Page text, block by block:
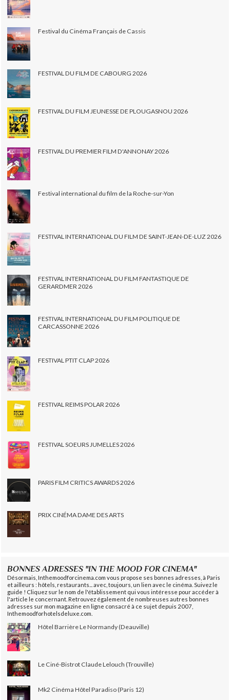
Festival du Cinéma Français de Cassis
FESTIVAL DU FILM DE CABOURG 2026
FESTIVAL DU FILM JEUNESSE DE PLOUGASNOU 2026
FESTIVAL DU PREMIER FILM D'ANNONAY 2026
Festival international du film de la Roche-sur-Yon
FESTIVAL INTERNATIONAL DU FILM DE SAINT-JEAN-DE-LUZ 2026
FESTIVAL INTERNATIONAL DU FILM FANTASTIQUE DE
GERARDMER 2026
FESTIVAL INTERNATIONAL DU FILM POLITIQUE DE
CARCASSONNE 2026
FESTIVAL PTIT CLAP 2026
FESTIVAL REIMS POLAR 2026
FESTIVAL SOEURS JUMELLES 2026
PARIS FILM CRITICS AWARDS 2026
PRIX CINÉMA DAME DES ARTS
BONNES ADRESSES "IN THE MOOD FOR CINEMA"
Désormais, Inthemoodforcinema.com vous propose ses bonnes adresses, à Paris
et ailleurs : hôtels, restaurants... avec, toujours, un lien avec le cinéma. Suivez le
guide ! Cliquez sur le nom de l'établissement qui vous intéresse pour accéder à
l'article le concernant. Retrouvez également de nombreuses autres bonnes
adresses sur mon magazine en ligne consacré à ce sujet depuis 2007,
Inthemoodforhotelsdeluxe.com.
Hôtel Barrière Le Normandy (Deauville)
Le Ciné-Bistrot Claude Lelouch (Trouville)
Mk2 Cinéma Hôtel Paradiso (Paris 12)